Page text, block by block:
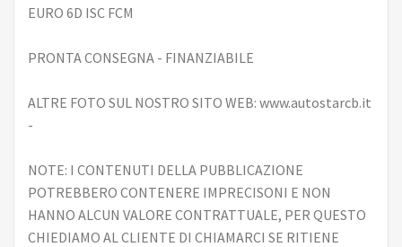
EURO 6D ISC FCM
PRONTA CONSEGNA - FINANZIABILE
ALTRE FOTO SUL NOSTRO SITO WEB: www.autostarcb.it
-
NOTE: I CONTENUTI DELLA PUBBLICAZIONE
POTREBBERO CONTENERE IMPRECISONI E NON
HANNO ALCUN VALORE CONTRATTUALE, PER QUESTO
CHIEDIAMO AL CLIENTE DI CHIAMARCI SE RITIENE